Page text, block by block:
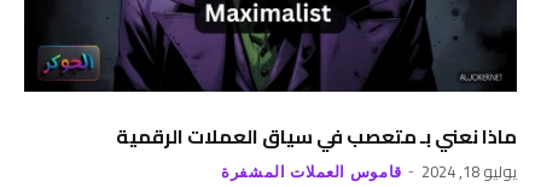
ماذا نعني بـ متعصب في سياق العملات الرقمية
يوليو 18, 2024 قاموس العملات المشفرة